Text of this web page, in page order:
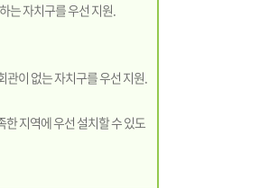
는 자치구를 우선 지원.
관이 없는 자치구를 우선 지원.
지역에 우선 설치할 수 있도